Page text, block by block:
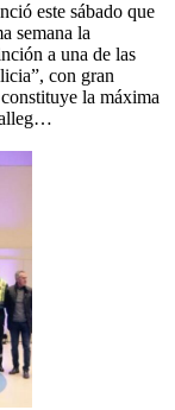
este sábado que
semana la
a una de las
con gran
la máxima